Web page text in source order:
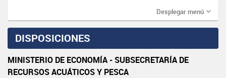
Desplegar menú
DISPOSICIONES
MINISTERIO DE ECONOMÍA - SUBSECRETARÍA DE
RECURSOS ACUÁTICOS Y PESCA